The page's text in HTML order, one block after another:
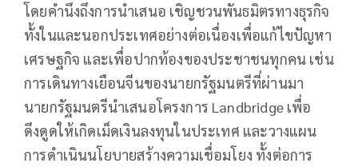
โดยคำนึงถึงการนำเสนอ เชิญชวนพันธมิตรทางธุรกิจ
ทั้งในและนอกประเทศอย่างต่อเนื่องเพื่อแก้ไขปัญหา
เศรษฐกิจ และเพื่อปากท้องของประชาชนทุกคน เช่น
การเดินทางเยือนจีนของนายกรัฐมนตรีที่ผ่านมา
นายกรัฐมนตรีนำเสนอโครงการ Landbridge เพื่อ
ดึงดูดให้เกิดเม็ดเงินลงทุนในประเทศ และวางแผน
การดำเนินนโยบายสร้างความเชื่อมโยง ทั้งต่อการ